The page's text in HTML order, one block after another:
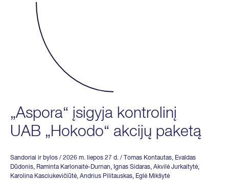
„Aspora“ įsigyja kontrolinį
UAB „Hokodo“ akcijų paketą
Sandoriai ir bylos / 2026 m. liepos 27 d. / Tomas Kontautas, Evaldas
Dūdonis, Raminta Karlonaitė-Durnan, Ignas Sidaras, Akvilė Jurkaitytė,
Karolina Kasciukevičiūtė, Andrius Pilitauskas, Eglė Mikšytė